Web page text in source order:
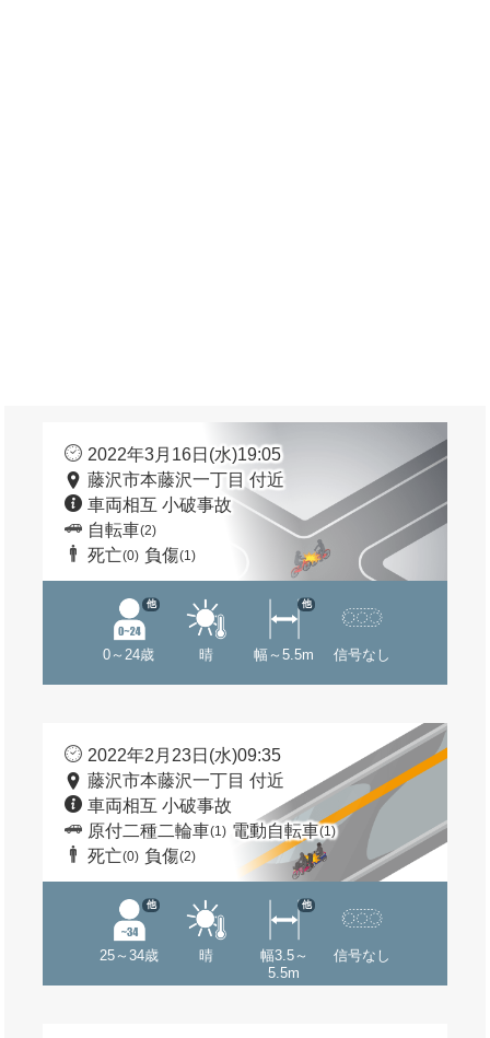
2022年3月16日(水)19:05
藤沢市本藤沢一丁目 付近
車両相互 小破事故
自転車(2)
死亡(0) 負傷(1)
0～24歳
他
晴 幅～5.5m
他
信号なし
2022年2月23日(水)09:35
藤沢市本藤沢一丁目 付近
車両相互 小破事故
原付二種二輪車(1) 電動自転車(1)
死亡(0) 負傷(2)
25～34歳
他
晴
幅3.5～
5.5m
他
信号なし